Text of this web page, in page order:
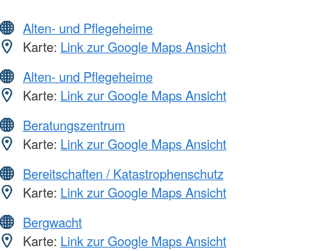
Alten- und Pflegeheime
Karte: Link zur Google Maps Ansicht
Alten- und Pflegeheime
Karte: Link zur Google Maps Ansicht
Beratungszentrum
Karte: Link zur Google Maps Ansicht
Bereitschaften / Katastrophenschutz
Karte: Link zur Google Maps Ansicht
Bergwacht
Karte: Link zur Google Maps Ansicht